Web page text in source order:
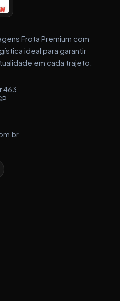
Frota Premium com
ideal para garantir
em cada trajeto.
463